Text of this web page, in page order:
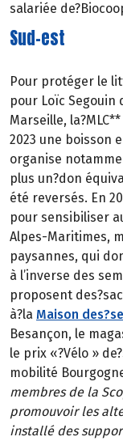
salariée
Sud-est
Pour protéger le
pour Loïc Segouin
Marseille,
2023 une boisson
organise
plus un?don
été reversés. En
pour sensibiliser
Alpes-Maritimes,
paysannes, qui
à l’inverse des
proposent
à?la Maison
Besançon, le
le prix «?Vélo »
mobilité
membres de la
promouvoir les
installé des